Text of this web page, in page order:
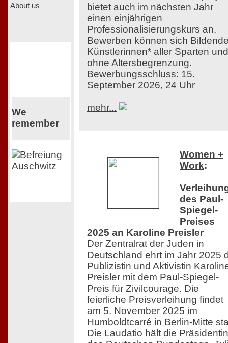
About us
We
remember
bietet auch im nächsten Jahr
einen einjährigen
Professionalisierungskurs an.
Bewerben können sich
Künstlerinnen* aller Sparten und
ohne Altersbegrenzung.
Bewerbungsschluss: 15.
September 2026, 24 Uhr
mehr...
Women +
Work:
des Paul-
Spiegel-
Preises
2025 an Karoline Preisler
Der Zentralrat der Juden in
Deutschland ehrt im Jahr 2025
Publizistin und Aktivistin
Preisler mit dem Paul-Spiegel-
Preis für Zivilcourage. Die
feierliche Preisverleihung findet
am 5. November 2025 im
Humboldtcarré in Berlin-Mitte
Die Laudatio hält die Präsidentin